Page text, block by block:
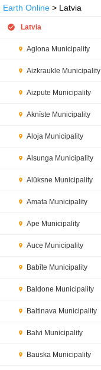
Earth Online > Latvia
Latvia
Aglona Municipality
Aizkraukle Municipality
Aizpute Municipality
Aknīste Municipality
Aloja Municipality
Alsunga Municipality
Alūksne Municipality
Amata Municipality
Ape Municipality
Auce Municipality
Babīte Municipality
Baldone Municipality
Baltinava Municipality
Balvi Municipality
Bauska Municipality